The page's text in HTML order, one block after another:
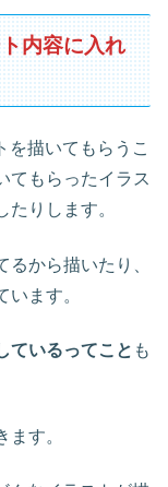
内容に入れ
を描いてもらうこ
てもらったイラス
たりします。
から描いたり、
ます。
ているってこと も
す。